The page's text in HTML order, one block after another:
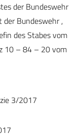
der Bundeswehr
Bundeswehr ,
des Stabes vom
10 – 84 – 20 vom
3/2017